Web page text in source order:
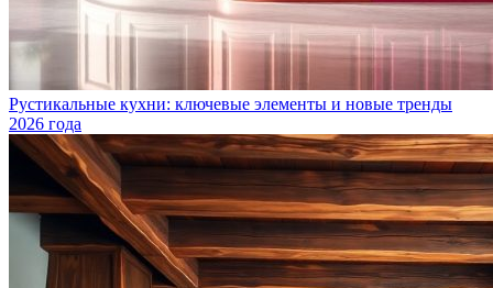
Рустикальные кухни: ключевые элементы и новые тренды
2026 года